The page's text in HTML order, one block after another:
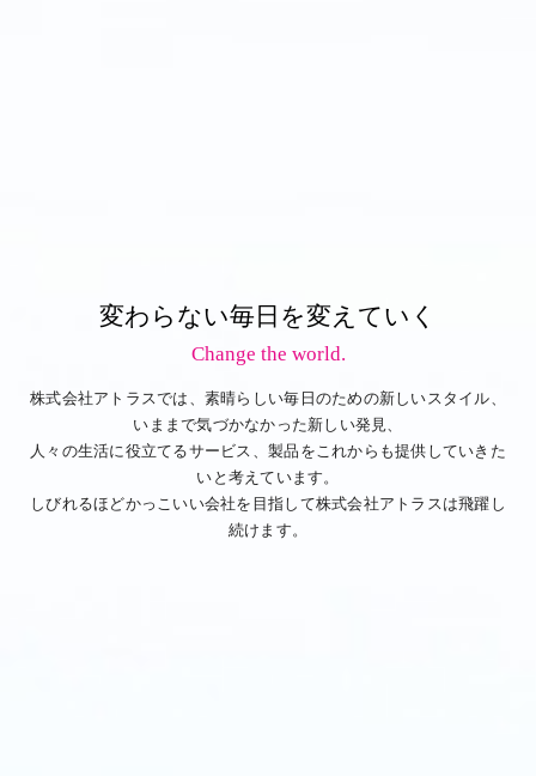
変わらない毎日を変えていく
Change the world.
株式会社アトラスでは、素晴らしい毎日のための新しいスタイル、
いままで気づかなかった新しい発見、
人々の生活に役立てるサービス、製品をこれからも提供していきた
いと考えています。
しびれるほどかっこいい会社を目指して株式会社アトラスは飛躍し
続けます。